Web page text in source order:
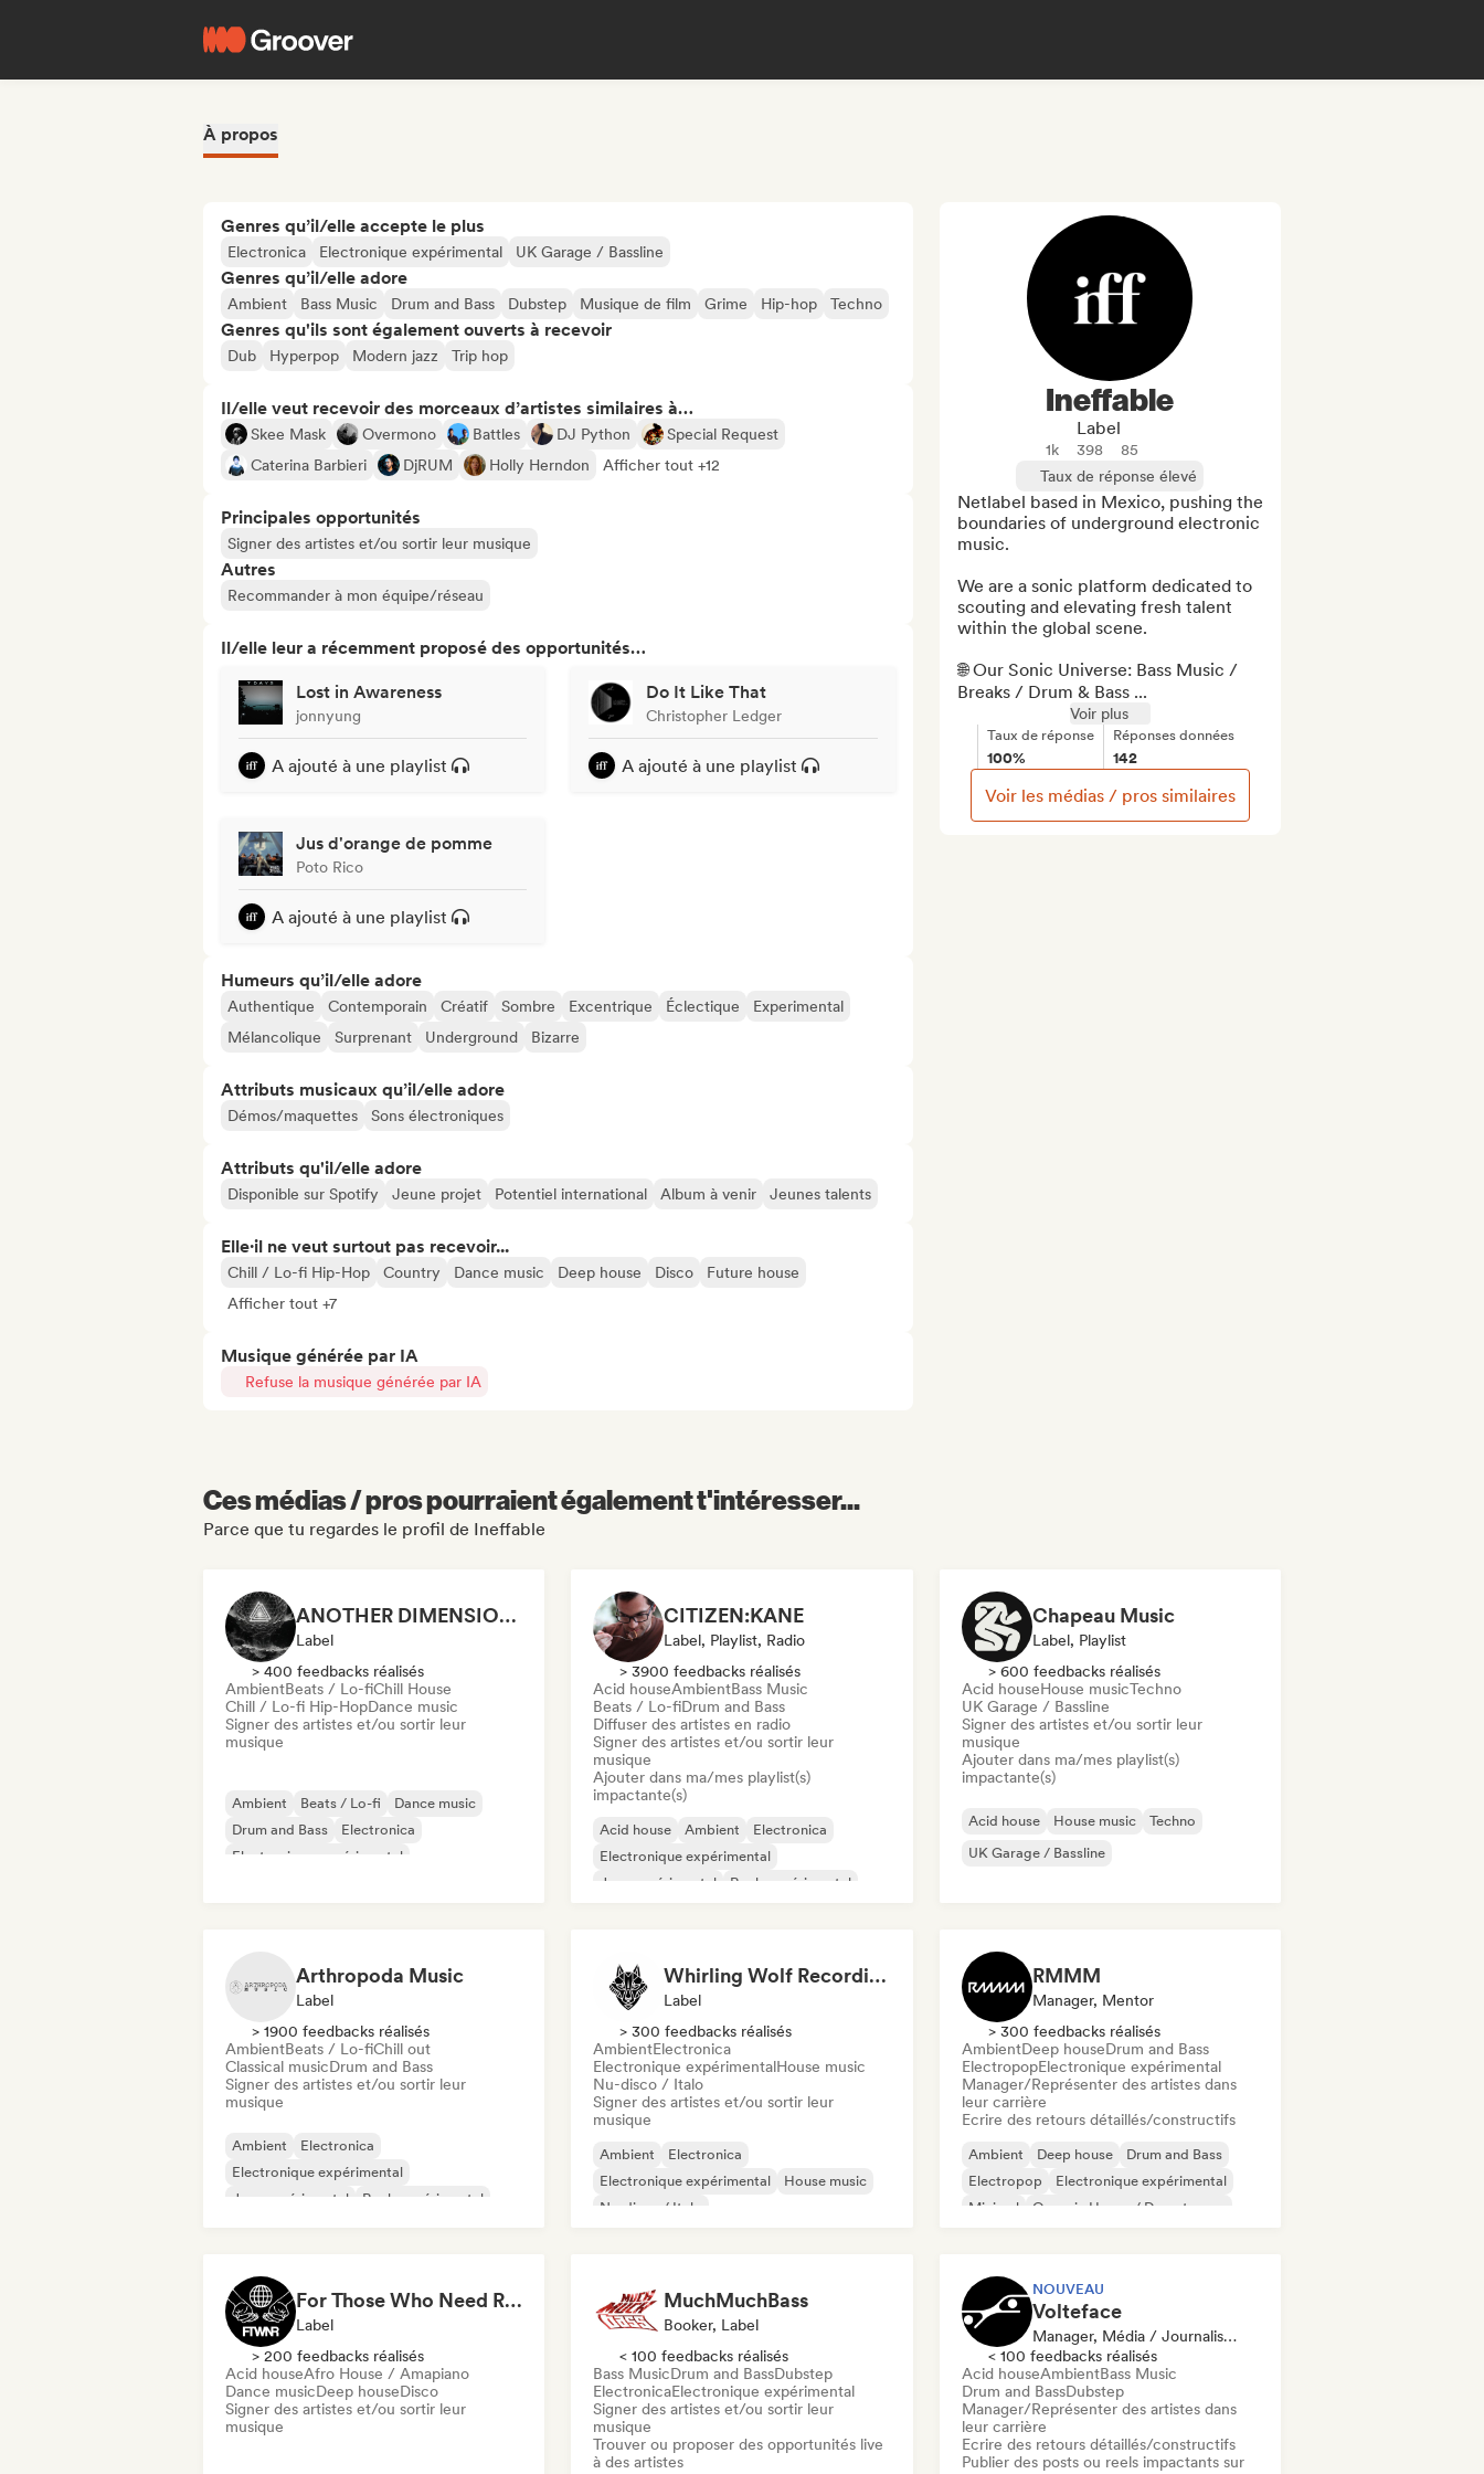
À propos
Genres qu’il/elle accepte le plus
Electronica Electronique expérimental UK Garage / Bassline
Genres qu’il/elle adore
Ambient Bass Music Drum and Bass Dubstep Musique de film Grime Hip-hop Techno
Genres qu'ils sont également ouverts à recevoir
Dub Hyperpop Modern jazz Trip hop
Il/elle veut recevoir des morceaux d’artistes similaires à…
Skee Mask Overmono Battles DJ Python
Special Request
Caterina Barbieri
DjRUM Holly Herndon Afficher tout +12
Principales opportunités
Signer des artistes et/ou sortir leur musique
Autres
Recommander à mon équipe/réseau
Il/elle leur a récemment proposé des opportunités…
Lost in Awareness
jonnyung
A ajouté à une playlist
Do It Like That
Christopher Ledger
A ajouté à une playlist
Jus d'orange de pomme
Poto Rico
A ajouté à une playlist
Humeurs qu’il/elle adore
Authentique Contemporain Créatif Sombre Excentrique Éclectique
Experimental
Mélancolique
Surprenant Underground Bizarre
Attributs musicaux qu’il/elle adore
Démos/maquettes Sons électroniques
Attributs qu'il/elle adore
Disponible sur Spotify Jeune projet Potentiel international Album à venir Jeunes talents
Elle·il ne veut surtout pas recevoir...
Chill / Lo-fi Hip-Hop Country Dance music Deep house Disco
Future house
Afficher tout +7
Musique générée par IA
Refuse la musique générée par IA
Ineffable
Label
1k 398
85
Taux de réponse élevé
Netlabel based in Mexico, pushing the
boundaries of underground electronic
music.
We are a sonic platform dedicated to
scouting and elevating fresh talent
within the global scene.
🌐 Our Sonic Universe: Bass Music /
Breaks / Drum & Bass ...
Voir plus
Taux de réponse
100%
Réponses données
142
Voir les médias / pros similaires
Ces médias / pros pourraient également t'intéresser...
Parce que tu regardes le profil de Ineffable
ANOTHER DIMENSION MUSIC
Label
> 400 feedbacks réalisés
AmbientBeats / Lo-fiChill House
Chill / Lo-fi Hip-HopDance music
Signer des artistes et/ou sortir leur
musique
Ambient Beats / Lo-fi
Dance music
Drum and Bass
Electronica
Electronique expérimental
CITIZEN:KANE
Label, Playlist, Radio
> 3900 feedbacks réalisés
Acid houseAmbientBass Music
Beats / Lo-fiDrum and Bass
Diffuser des artistes en radio
Signer des artistes et/ou sortir leur
musique
Ajouter dans ma/mes playlist(s)
impactante(s)
Acid house Ambient
Electronica
Electronique expérimental
Jazz expérimental
Rock expérimental
Chapeau Music
Label, Playlist
> 600 feedbacks réalisés
Acid houseHouse musicTechno
UK Garage / Bassline
Signer des artistes et/ou sortir leur
musique
Ajouter dans ma/mes playlist(s)
impactante(s)
Acid house House music
Techno
UK Garage / Bassline
Arthropoda Music
Label
> 1900 feedbacks réalisés
AmbientBeats / Lo-fiChill out
Classical musicDrum and Bass
Signer des artistes et/ou sortir leur
musique
Ambient
Electronica
Electronique expérimental
Jazz expérimental
Rock expérimental
Whirling Wolf Recordings
Label
> 300 feedbacks réalisés
AmbientElectronica
Electronique expérimentalHouse music
Nu-disco / Italo
Signer des artistes et/ou sortir leur
musique
Ambient
Electronica
Electronique expérimental
House music
Nu-disco / Italo
RMMM
Manager, Mentor
> 300 feedbacks réalisés
AmbientDeep houseDrum and Bass
ElectropopElectronique expérimental
Manager/Représenter des artistes dans
leur carrière
Ecrire des retours détaillés/constructifs
Ambient Deep house
Drum and Bass
Electropop
Electronique expérimental
Minimal
Organic House / Downtempo
For Those Who Need Records
Label
> 200 feedbacks réalisés
Acid houseAfro House / Amapiano
Dance musicDeep houseDisco
Signer des artistes et/ou sortir leur
musique
MuchMuchBass
Booker, Label
< 100 feedbacks réalisés
Bass MusicDrum and BassDubstep
ElectronicaElectronique expérimental
Signer des artistes et/ou sortir leur
musique
Trouver ou proposer des opportunités live
à des artistes
NOUVEAU
Volteface
Manager, Média / Journaliste, Mentor
< 100 feedbacks réalisés
Acid houseAmbientBass Music
Drum and BassDubstep
Manager/Représenter des artistes dans
leur carrière
Ecrire des retours détaillés/constructifs
Publier des posts ou reels impactants sur